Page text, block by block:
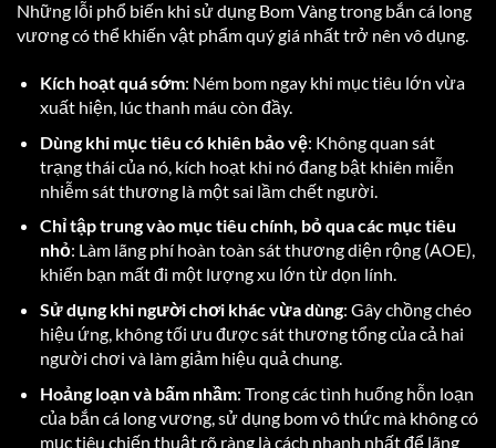
Những lỗi phổ biến khi sử dụng Bom Vàng trong bắn cá long
vương có thể khiến vật phẩm quý giá nhất trở nên vô dụng.
Kích hoạt quá sớm: Ném bom ngay khi mục tiêu lớn vừa
xuất hiện, lúc thanh máu còn đầy.
Dùng khi mục tiêu có khiên bảo vệ: Không quan sát
trạng thái của nó, kích hoạt khi nó đang bật khiên miễn
nhiễm sát thương là một sai lầm chết người.
Chỉ tập trung vào mục tiêu chính, bỏ qua các mục tiêu
nhỏ: Làm lãng phí hoàn toàn sát thương diện rộng (AOE),
khiến bạn mất đi một lượng xu lớn từ dọn lính.
Sử dụng khi người chơi khác vừa dùng: Gây chồng chéo
hiệu ứng, không tối ưu được sát thương tổng của cả hai
người chơi và làm giảm hiệu quả chung.
Hoảng loạn và bấm nhầm: Trong các tình huống hỗn loạn
của bắn cá long vương, sử dụng bom vô thức mà không có
mục tiêu chiến thuật rõ ràng là cách nhanh nhất để lãng